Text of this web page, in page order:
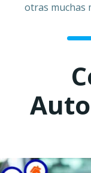
otras muchas